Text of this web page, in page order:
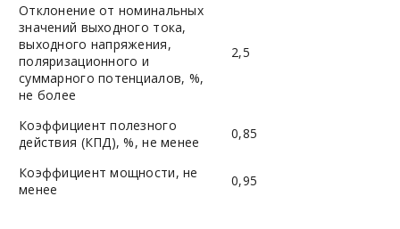
Отклонение от номинальных
значений выходного тока,
выходного напряжения,
поляризационного и
суммарного потенциалов, %,
не более
2,5
Коэффициент полезного
действия (КПД), %, не менее
0,85
Коэффициент мощности, не
менее
0,95